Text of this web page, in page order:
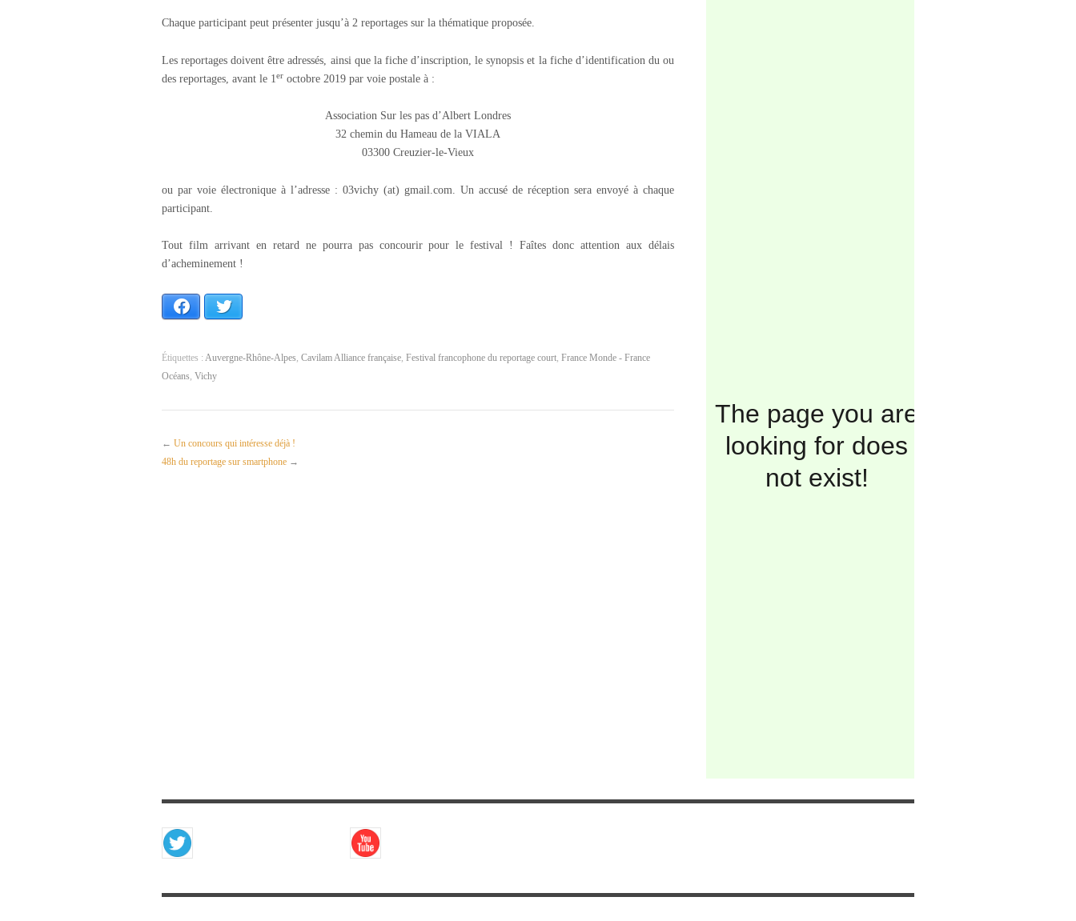
Chaque participant peut présenter jusqu’à 2 reportages sur la thématique proposée.
Les reportages doivent être adressés, ainsi que la fiche d’inscription, le synopsis et la fiche d’identification du ou
des reportages, avant le 1 er octobre 2019 par voie postale à :
Association Sur les pas d’Albert Londres
32 chemin du Hameau de la VIALA
03300 Creuzier-le-Vieux
ou par voie électronique à l’adresse : 03vichy (at) gmail.com. Un accusé de réception sera envoyé à chaque
participant.
Tout film arrivant en retard ne pourra pas concourir pour le festival ! Faîtes donc attention aux délais
d’acheminement !
Facebook
Étiquettes : Auvergne-Rhône-Alpes, Cavilam Alliance française, Festival francophone du reportage court, France Monde - France
Océans, Vichy
← Un concours qui intéresse déjà !
48h du reportage sur smartphone →